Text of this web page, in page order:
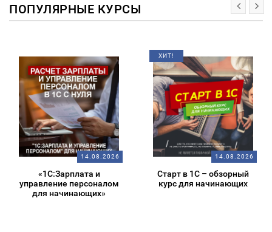
ПОПУЛЯРНЫЕ КУРСЫ
14.08.2026
«1С:Зарплата и
управление персоналом
для начинающих»
ХИТ!
14.08.2026
Старт в 1С – обзорный
курс для начинающих